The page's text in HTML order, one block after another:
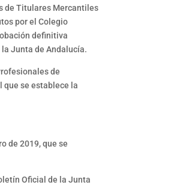
de Titulares Mercantiles
por el Colegio
definitiva
Junta de Andalucía.
de
que se establece la
de 2019, que se
Oficial de la Junta